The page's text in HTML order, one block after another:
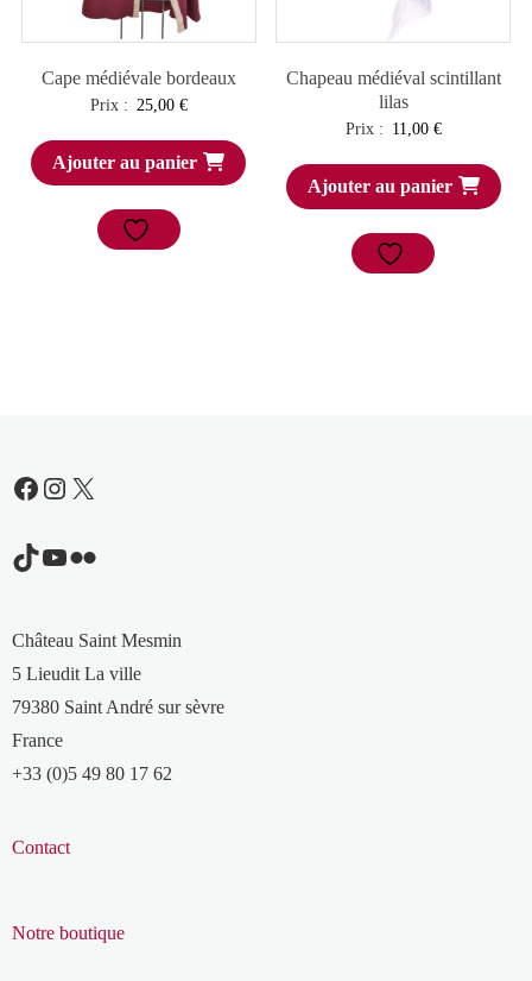
Cape médiévale bordeaux
Prix : 25,00 €
Ajouter au panier
Chapeau médiéval scintillant
lilas
Prix : 11,00 €
Ajouter au panier
Facebook
Instagram
X
TikTok
YouTube
Flickr
Château Saint Mesmin
5 Lieudit La ville
79380 Saint André sur sèvre
France
+33 (0)5 49 80 17 62
Contact
Notre boutique